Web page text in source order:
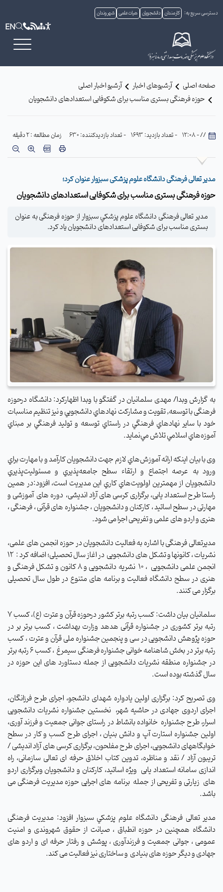
دسترسی سریع به: کارمندان دانشجویان هیات علمی شهروندان
EN
صفحه اصلی آرشیوهای اخبار
آرشیو اخبار اصلی
حوزه فرهنگی بستری مناسب برای شکوفایی استعدادهای دانشجویان
// - 12:08 - تعداد بازدید: 1693 - تعداد بازدیدکننده: 630 زمان مطالعه : 2 دقیقه
مدیر تعالی فرهنگی دانشگاه علوم پزشکی سبزوار عنوان کرد؛
حوزه فرهنگی بستری مناسب برای شکوفایی استعدادهای دانشجویان
مدیر تعالی فرهنگی دانشگاه علوم پزشكي سبزوار از حوزه فرهنگی به عنوان
بستری مناسب برای شکوفایی استعدادهای دانشجویان یاد کرد.
به گزارش وبدا/ مهدی سلمانیان در گفتگو با وبدا اظهارکرد: دانشگاه درحوزه
فرهنگی با توسعه, تقويت و مشاركت نهادهاي دانشجويي و نيز تنظيم مناسبات
خود با ساير نهادهاي فرهنگي در راستاي توسعه و توليد فرهنگي بر مبناي
آموزه‌هاي اسلامي تلاش مي‌نمايد.
وی با بیان اینکه ارائه آموزش‌هاي لازم جهت دانشجويان كارآمد و با مهارت براي
ورود به عرصه اجتماع و ارتقاء سطح جامعه‌پذيري و مسئوليت‌پذيري
دانشجويان از مهمترين اولويت‌هاي كاري اين مديريت است، افزود:در همین
راستا طرح استعداد یابی، برگزاری کرسی های آزاد اندیشی، دوره های آموزشی و
مهارتی در سطح اساتید ، کارکنان و دانشجویان ، جشنواره های قرآنی ، فرهنگی ،
هنری و اردو های علمی و تفریحی اجرا می شود.
مدیرتعالی فرهنگی با اشاره به فعالیت دانشجویان در حوزه انجمن های علمی،
نشریات ، کانونها و تشکل های دانشجویی در اغاز سال تحصیلی؛ اضافه کرد : 12
انجمن علمی دانشجویی ، 10
نشریه دانشجویی و 8 کانون و تشکل فرهنگی و
هنری در سطح دانشگاه فعالیت و برنامه های متنوع در طول سال تحصیلی
برگزار می کنند.
سلمانیان بیان داشت: کسب رتبه برتر کشور درحوزه قرآن و عترت (ع)، کسب 7
رتبه برتر کشوری در جشنواره قرآنی هدهد وزارت بهداشت ، کسب برتر بر در
حوزه پژوهش دانشجویی در سی و پنجمین جشنواره ملی قرآن و عترت ، کسب
رتبه برتر در بخش شاهنامه خوانی جشنواره فرهنگی سیمرغ
، کسب 6 رتبه برتر
در جشنواره منطقه نشریات دانشجویی از جمله دستاورد های این حوزه در
سال گذشته بوده است.
وی تصریح کرد: برگزاری اولین یادواره شهدای دانشجو، اجرای طرح فرزانگان،
اجرای اردوی جهادی در حاشیه شهر، نخستین جشنواره نشریات دانشجویی
اسرار، طرح جشنواره خانواده بانشاط در راستای جوانی جمعیت و فرزند آوری،
اولین جشنواره استارت آپ و دانش بنیان ، اجرای طرح کسب و کار در سطح
خوابگاههای دانشجویی، اجرای طرح مفلحون، برگزاری کرسی های آزاد اندیشی /
تریبون آزاد / نقد و مناظره، تدوین کتاب اخلاق حرفه ای تعالی سازمانی، راه
اندازی سامانه استعداد یابی ویژه اساتید، کارکنان و دانشجویان وبرگزاری اردو
های زیارتی و تفریحی از جمله برنامه های اجرایی حوزه مدیریت فرهنگی می
باشد.
مدیر تعالی فرهنگی دانشگاه علوم پزشكي سبزوار افزود: مدیریت فرهنگی
دانشگاه همچنین در حوزه انطباق ، صیانت از حقوق شهروندی و امنیت
عمومی ، جوانی جمعیت و فرزندآوری ، پوشش و رفتار حرفه ای و اردو های
جهادی و دیگر حوزه های بنیادی و ساختاری نیز فعالیت می کند.